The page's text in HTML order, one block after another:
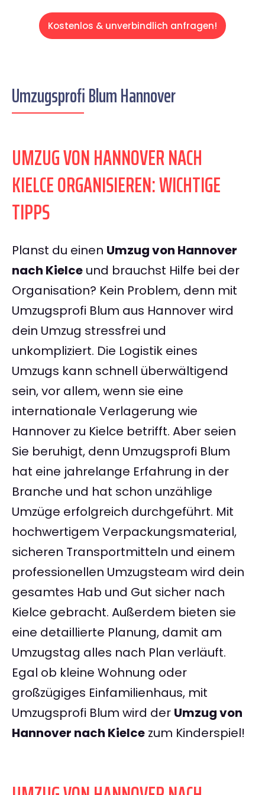
Kostenlos & unverbindlich anfragen!
Umzugsprofi Blum Hannover
UMZUG VON HANNOVER NACH
KIELCE ORGANISIEREN: WICHTIGE
TIPPS
Planst du einen Umzug von Hannover
nach Kielce und brauchst Hilfe bei der
Organisation? Kein Problem, denn mit
Umzugsprofi Blum aus Hannover wird
dein Umzug stressfrei und
unkompliziert. Die Logistik eines
Umzugs kann schnell überwältigend
sein, vor allem, wenn sie eine
internationale Verlagerung wie
Hannover zu Kielce betrifft. Aber seien
Sie beruhigt, denn Umzugsprofi Blum
hat eine jahrelange Erfahrung in der
Branche und hat schon unzählige
Umzüge erfolgreich durchgeführt. Mit
hochwertigem Verpackungsmaterial,
sicheren Transportmitteln und einem
professionellen Umzugsteam wird dein
gesamtes Hab und Gut sicher nach
Kielce gebracht. Außerdem bieten sie
eine detaillierte Planung, damit am
Umzugstag alles nach Plan verläuft.
Egal ob kleine Wohnung oder
großzügiges Einfamilienhaus, mit
Umzugsprofi Blum wird der Umzug von
Hannover nach Kielce zum Kinderspiel!